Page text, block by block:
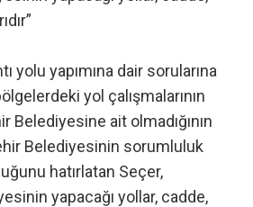
yolu yapımına dair sorularına
yol çalışmalarının
Belediyesine ait olmadığının
Belediyesinin sorumluluk
hatırlatan Seçer,
yapacağı yollar, cadde,